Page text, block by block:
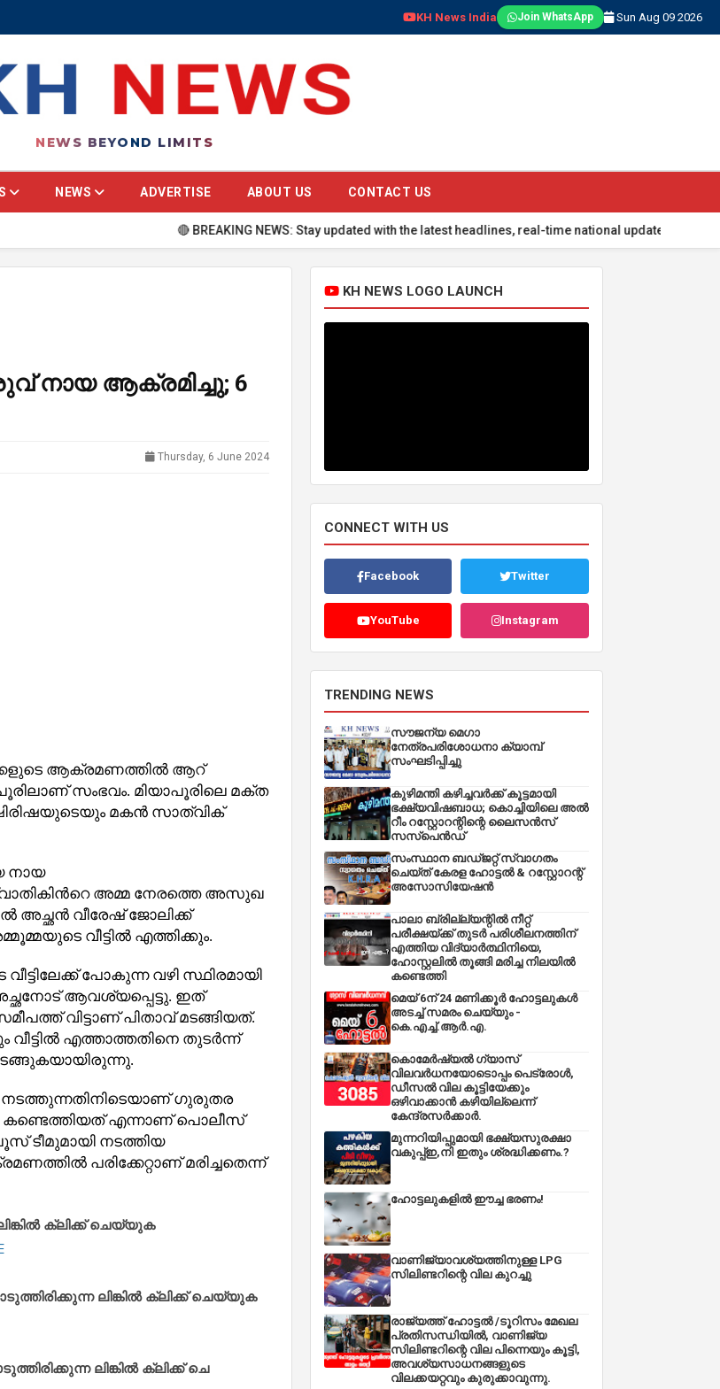
KH News India Join WhatsApp Sun Aug 09 2026
NEWS BEYOND LIMITS
NEWS ADVERTISE ABOUT US CONTACT US
🔴 BREAKING NEWS: Stay updated with the latest headlines, real-time national updates, global
നായ ആക്രമിച്ചു; 6
Thursday, 6 June 2024
ആക്രമണത്തില്‍ ആറ്
സംഭവം. മിയാപൂരിലെ മക്ത
മകൻ സാത്വിക്
നായ
അമ്മ നേരത്തെ അസുഖ
അച്ഛൻ വീരേഷ് ജോലിക്ക്
വീട്ടില്‍ എത്തിക്കും.
പോകുന്ന വഴി സ്ഥിരമായി
ആവശ്യപ്പെട്ടു. ഇത്
വിട്ടാണ് പിതാവ് മടങ്ങിയത്.
വീട്ടിൽ എത്താത്തതിനെ തുടർന്ന്
നടത്തുന്നതിനിടെയാണ് ഗുരുതര
കണ്ടെത്തിയത് എന്നാണ് പൊലീസ്
ടീമുമായി നടത്തിയ
പരിക്കേറ്റാണ് മരിച്ചതെന്ന്
ക്ലിക്ക് ചെയ്യുക
ലിങ്കിൽ ക്ലിക്ക് ചെയ്യുക
ലിങ്കിൽ ക്ലിക്ക് ചെ
KH NEWS LOGO LAUNCH
CONNECT WITH US
Facebook Twitter
YouTube Instagram
TRENDING NEWS
സൗജന്യ മെഗാ
നേത്രപരിശോധനാ ക്യാമ്പ്
സംഘടിപ്പിച്ചു
കുഴിമന്തി കഴിച്ചവർക്ക് കൂട്ടമായി
ഭക്ഷ്യവിഷബാധ; കൊച്ചിയിലെ അൽ
റീം റസ്റ്റോറന്റിന്റെ ലൈസൻസ്
സസ്പെൻഡ്
സംസ്ഥാന ബഡ്‌ജറ്റ് സ്വാഗതം
ചെയ്ത് കേരള ഹോട്ടൽ & റസ്റ്റോറന്റ്
അസോസിയേഷൻ
പാലാ ബ്രില്ല്യന്റിൽ നീറ്റ്
പരീക്ഷയ്ക്ക് തുടർ പരിശീലനത്തിന്
എത്തിയ വിദ്യാർത്ഥിനിയെ,
ഹോസ്റ്റലിൽ തൂങ്ങി മരിച്ച നിലയിൽ
കണ്ടെത്തി
മെയ് 6ന് 24 മണിക്കൂർ ഹോട്ടലുകൾ
അടച്ച് സമരം ചെയ്യും -
കെ.എച്ച്.ആർ.എ.
കൊമേർഷ്യൽ ഗ്യാസ്
വിലവർധനയോടൊപ്പം പെട്രോൾ,
ഡീസല്‍ വില കൂട്ടിയേക്കും
ഒഴിവാക്കാന്‍ കഴിയില്ലെന്ന്
കേന്ദ്രസര്‍ക്കാര്‍.
മുന്നറിയിപ്പുമായി ഭക്ഷ്യസുരക്ഷാ
വകുപ്പ്ഇ,നി ഇതും ശ്രദ്ധിക്കണം.?
ഹോട്ടലുകളിൽ ഈച്ച ഭരണം!
വാണിജ്യാവശ്യത്തിനുള്ള LPG
സിലിണ്ടറിന്റെ വില കുറച്ചു
രാജ്യത്ത് ഹോട്ടൽ /ടൂറിസം മേഖല
പ്രതിസന്ധിയിൽ, വാണിജ്യ
സിലിണ്ടറിന്റെ വില പിന്നെയും കൂട്ടി,
അവശ്യസാധനങ്ങളുടെ
വിലക്കയറ്റവും കുരുക്കാവുന്നു.